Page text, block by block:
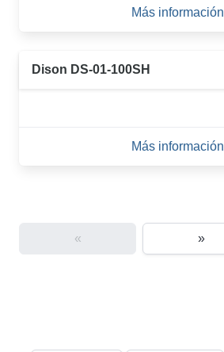
Más información
Dison DS-01-100SH
Más información
« »